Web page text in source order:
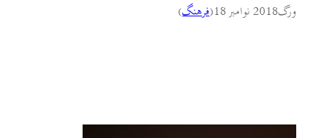
ورگ2018 نوامبر 18 (فرهنگ)